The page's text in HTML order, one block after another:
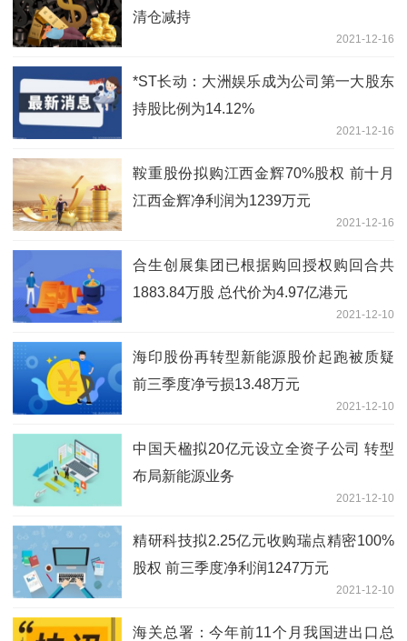
清仓减持
2021-12-16
*ST长动：大洲娱乐成为公司第一大股东
持股比例为14.12%
2021-12-16
鞍重股份拟购江西金辉70%股权 前十月
江西金辉净利润为1239万元
2021-12-16
合生创展集团已根据购回授权购回合共
1883.84万股 总代价为4.97亿港元
2021-12-10
海印股份再转型新能源股价起跑被质疑
前三季度净亏损13.48万元
2021-12-10
中国天楹拟20亿元设立全资子公司 转型
布局新能源业务
2021-12-10
精研科技拟2.25亿元收购瑞点精密100%
股权 前三季度净利润1247万元
2021-12-10
海关总署：今年前11个月我国进出口总